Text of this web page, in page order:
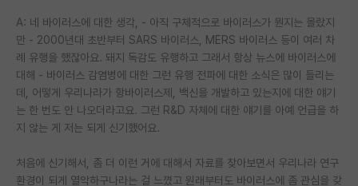
A: 네 바이러스에 대한 생각, - 아직 구체적으로 바이러스가 뭔지는 몰랐지
만 - 2000년대 초반부터 SARS 바이러스, MERS 바이러스 등이 여러 차
례 유행을 했잖아요. 돼지 독감도 유행하고 그래서 항상 뉴스에 바이러스에
대해 - 바이러스 감염병에 대한 그런 유행 전파에 대한 소식은 많이 들리는
데, 어떻게 우리나라가 항바이러스제, 백신을 개발하고 있는지에 대한 얘기
는 한 번도 안 나오더라고요. 그런 R&D 자체에 대한 얘기를 아예 언급을 하
지 않는 게 저는 되게 신기했어요.
처음에 신기해서, 좀 더 이런 거에 대해서 자료를 찾아보면서 우리나라 연구
환경이 되게 열악하구나라는 걸 느꼈고 원래부터도 바이러스에 좀 관심을 갖